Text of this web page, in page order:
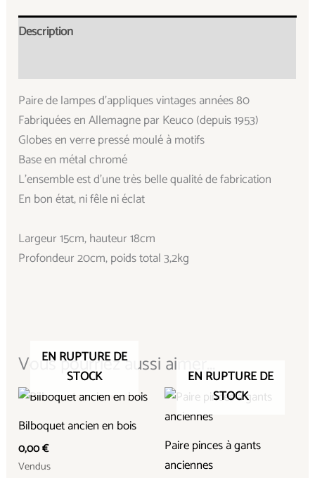
Description
Paire de lampes d’appliques vintages années 80
Fabriquées en Allemagne par Keuco (depuis 1953)
Globes en verre pressé moulé à motifs
Base en métal chromé
L’ensemble est d’une très belle qualité de fabrication
En bon état, ni fêle ni éclat
Largeur 15cm, hauteur 18cm
Profondeur 20cm, poids total 3,2kg
Vous pourriez aussi aimer...
EN RUPTURE DE
STOCK
Bilboquet ancien en bois
0,00€
Vendus
EN RUPTURE DE
STOCK
Paire pinces à gants
anciennes